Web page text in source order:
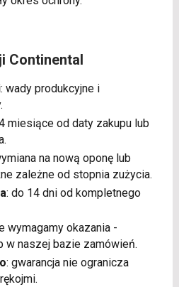
Continental
: wady produkcyjne i
miesiące od daty zakupu lub
na nową oponę lub
zależne od stopnia zużycia.
: do 14 dni od kompletnego
wymagamy okazania -
w naszej bazie zamówień.
: gwarancja nie ogranicza